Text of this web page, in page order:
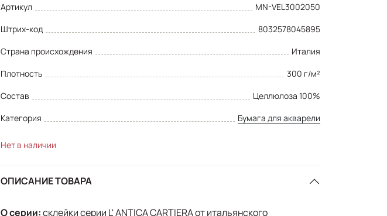
Артикул
MN-VEL3002050
Штрих-код
8032578045895
Страна происхождения
Италия
Плотность
300 г/м²
Состав
Целлюлоза 100%
Категория
Бумага для акварели
Нет в наличии
ОПИСАНИЕ ТОВАРА
О серии:склейки серии L' ANTICA CARTIERA от итальянского